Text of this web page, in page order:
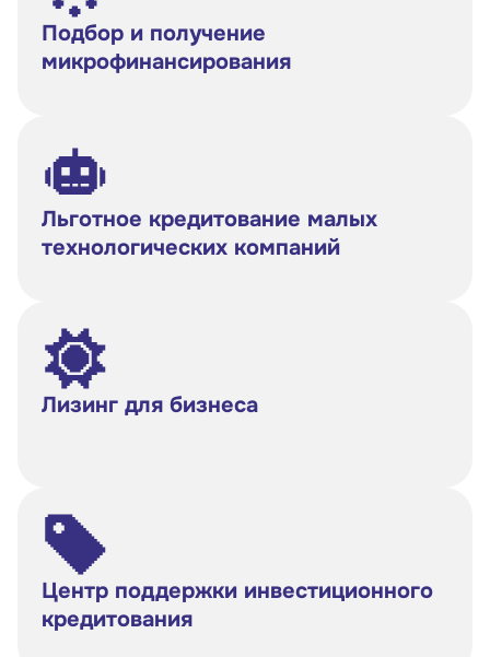
Подбор и получение
микрофинансирования
Льготное кредитование малых
технологических компаний
Лизинг для бизнеса
Центр поддержки инвестиционного
кредитования